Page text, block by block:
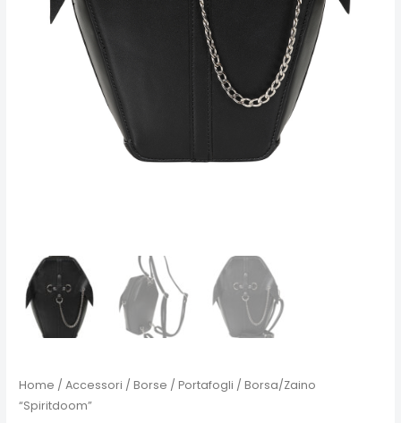
Home /Accessori /Borse / Portafogli / Borsa/Zaino
“Spiritdoom”